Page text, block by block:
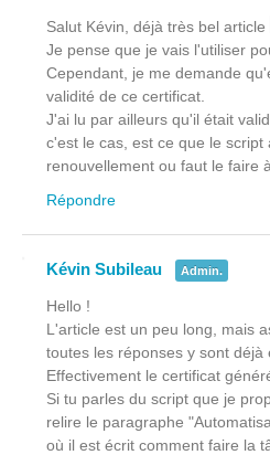
Salut Kévin, déjà très bel article
Je pense que je vais l'utiliser
Cependant, je me demande
validité de ce certificat.
J'ai lu par ailleurs qu'il était
c'est le cas, est ce que le script
renouvellement ou faut le faire
Répondre
Kévin Subileau Admin.
Hello !
L'article est un peu long, mais
toutes les réponses y sont déjà
Effectivement le certificat
Si tu parles du script que je
relire le paragraphe
où il est écrit comment faire la